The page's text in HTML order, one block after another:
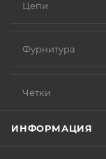
Цепи
Фурнитура
Чётки
ИНФОРМАЦИЯ